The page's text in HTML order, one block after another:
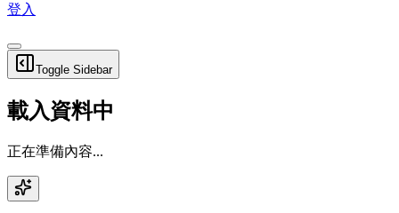
登入
Toggle Sidebar
載入資料中
正在準備內容...